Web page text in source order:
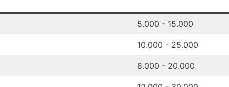
5.000 - 15.000
10.000 - 25.000
8.000 - 20.000